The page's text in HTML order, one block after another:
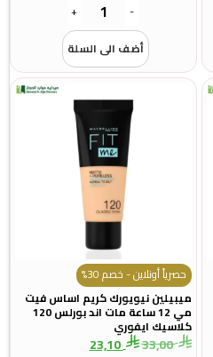
-
+
أضف الى السلة
حصرياً أونلاين - خصم 30%
ميبيلين نيويورك كريم اساس فيت
مي 12 ساعة مات اند بورلس 120
كلاسيك ايفوري
33,00
23,10